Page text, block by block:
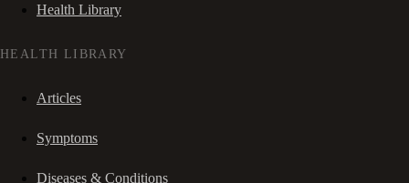
Health Library
HEALTH LIBRARY
Articles
Symptoms
Diseases & Conditions